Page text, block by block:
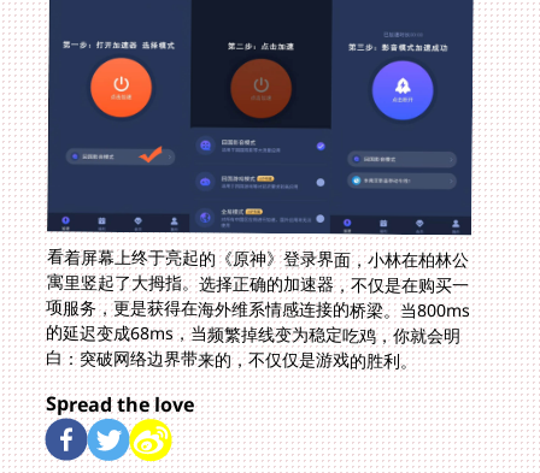
看着屏幕上终于亮起的《原神》登录界面，小林在柏林公
寓里竖起了大拇指。选择正确的加速器，不仅是在购买一
项服务，更是获得在海外维系情感连接的桥梁。当800ms
的延迟变成68ms，当频繁掉线变为稳定吃鸡，你就会明
白：突破网络边界带来的，不仅仅是游戏的胜利。
Spread the love